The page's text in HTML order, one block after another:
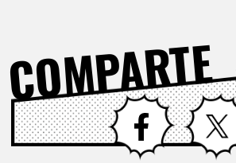
COMPARTE
Facebook